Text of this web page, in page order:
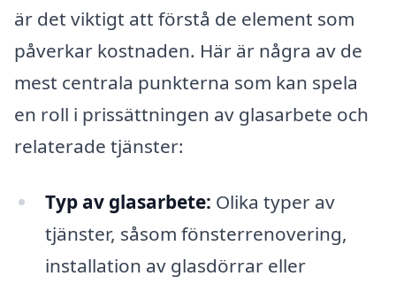
är det viktigt att förstå de element som
påverkar kostnaden. Här är några av de
mest centrala punkterna som kan spela
en roll i prissättningen av glasarbete och
relaterade tjänster:
Typ av glasarbete: Olika typer av
tjänster, såsom fönsterrenovering,
installation av glasdörrar eller